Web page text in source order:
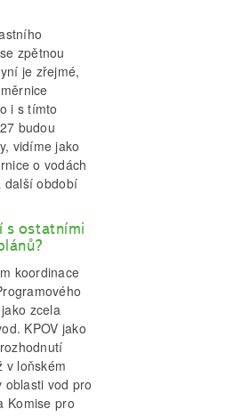
zpětnou
je zřejmé,
i s tímto
budou
vidíme jako
o vodách
další období
s ostatními
koordinace
zcela
KPOV jako
v loňském
oblasti vod pro
Komise pro